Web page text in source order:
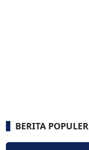
BERITA POPULER